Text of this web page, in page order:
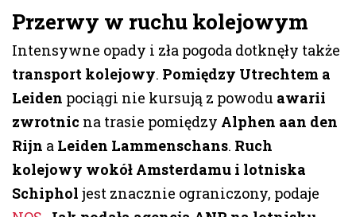
Przerwy w ruchu kolejowym
Intensywne opady i zła pogoda dotknęły także
transport kolejowy. Pomiędzy Utrechtem a
Leiden pociągi nie kursują z powodu awarii
zwrotnic na trasie pomiędzy Alphen aan den
Rijn a Leiden Lammenschans. Ruch
kolejowy wokół Amsterdamu i lotniska
Schiphol jest znacznie ograniczony, podaje